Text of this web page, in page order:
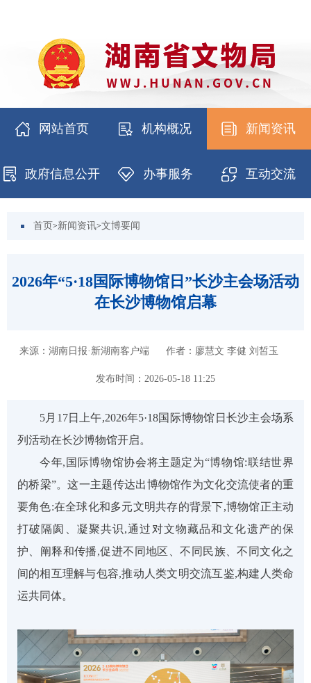
网站首页 机构概况 新闻资讯
政府信息公开 办事服务 互动交流
首页 >新闻资讯>文博要闻
2026年“5·18国际博物馆日”长沙主会场活动
在长沙博物馆启幕
来源：湖南日报·新湖南客户端 作者：廖慧文 李健 刘皙玉
发布时间：2026-05-18 11:25
5月17日上午,2026年5·18国际博物馆日长沙主会场系
列活动在长沙博物馆开启。
今年,国际博物馆协会将主题定为“博物馆:联结世界
的桥梁”。这一主题传达出博物馆作为文化交流使者的重
要角色:在全球化和多元文明共存的背景下,博物馆正主动
打破隔阂、凝聚共识,通过对文物藏品和文化遗产的保
护、阐释和传播,促进不同地区、不同民族、不同文化之
间的相互理解与包容,推动人类文明交流互鉴,构建人类命
运共同体。